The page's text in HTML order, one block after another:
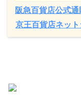
阪急百貨店公式
京王百貨店ネッ